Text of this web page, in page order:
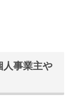
人事業主や